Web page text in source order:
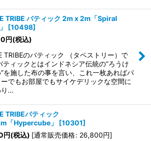
TRIBE バティック 2m x 2m「Spiral
[10498]
円(税込)
TRIBEのバティック （タペストリー）で
ティックとはインドネシア伝統の”ろうけ
を施した布の事を言い、これ一枚あればパ
でもお部屋でもサイケデリックな空間に
り…
TRIBEバティック
「Hypercube」
[10301]
円(税込) [通常販売価格: 26,800円]